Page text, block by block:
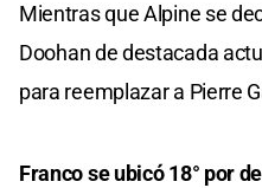
Mientras que Alpine se
Doohan de destacada
para reemplazar a Pierre
Franco se ubicó 18° por